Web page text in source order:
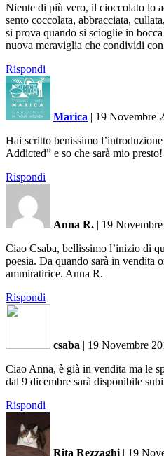
Niente di più vero, il cioccolato lo
sento coccolata, abbracciata,
si prova quando si scioglie in
nuova meraviglia che condividi
Rispondi
Marica | 19 Novembre
Hai scritto benissimo
Addicted” e so che sarà mio
Rispondi
Anna R. | 19
Ciao Csaba, bellissimo l’inizio di
poesia. Da quando sarà in vendita
ammiratirice. Anna R.
Rispondi
csaba | 19 Novembre
Ciao Anna, è già in vendita ma le
dal 9 dicembre sarà disponibile
Rispondi
Rita Rezzaghi | 19